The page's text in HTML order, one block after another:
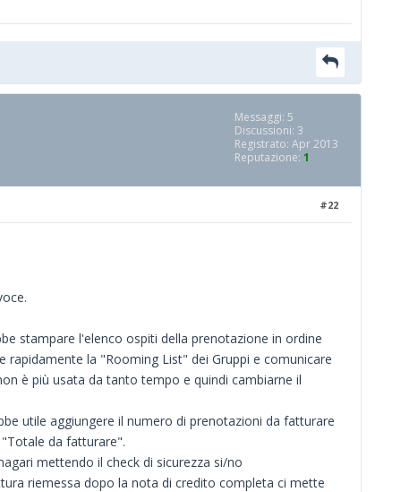
Messaggi: 5
Discussioni: 3
Registrato: Apr 2013
Reputazione: 1
#22
stampare l'elenco ospiti della prenotazione in ordine
la "Rooming List" dei Gruppi e comunicare
è più usata da tanto tempo e quindi cambiarne il
utile aggiungere il numero di prenotazioni da fatturare
da fatturare".
mettendo il check di sicurezza si/no
riemessa dopo la nota di credito completa ci mette